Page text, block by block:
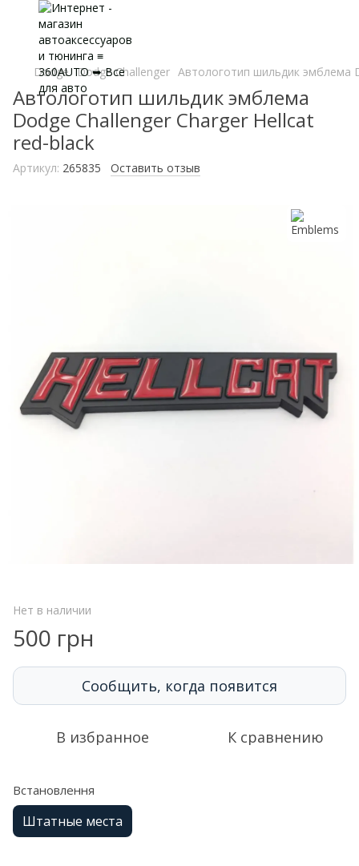
Dodge Dodge Challenger Автологотип шильдик эмблема
Автологотип шильдик эмблема
Dodge Challenger Charger Hellcat
red-black
Артикул: 265835 Оставить отзыв
Нет в наличии
500 грн
Сообщить, когда появится
В избранное К сравнению
Встановлення
Штатные места